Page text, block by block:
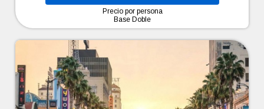
Precio por persona
Base Doble